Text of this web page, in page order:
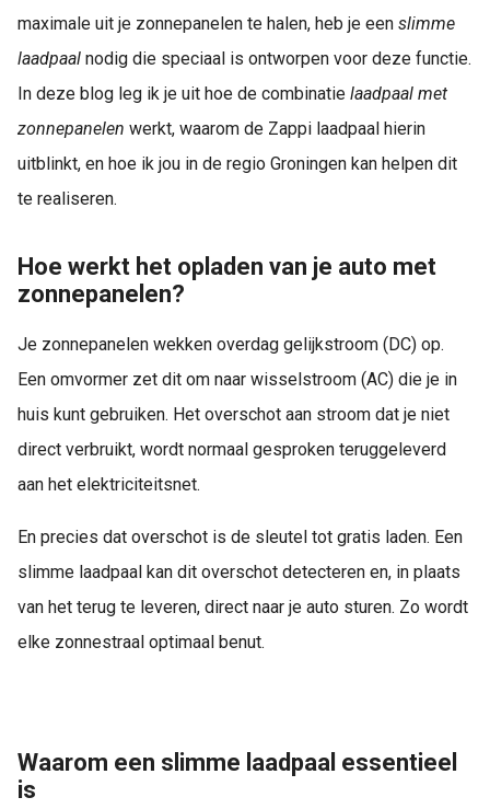
maximale uit je zonnepanelen te halen, heb je een slimme
laadpaal nodig die speciaal is ontworpen voor deze functie.
In deze blog leg ik je uit hoe de combinatie laadpaal met
zonnepanelen werkt, waarom de Zappi laadpaal hierin
uitblinkt, en hoe ik jou in de regio Groningen kan helpen dit
te realiseren.
Hoe werkt het opladen van je auto met
zonnepanelen?
Je zonnepanelen wekken overdag gelijkstroom (DC) op.
Een omvormer zet dit om naar wisselstroom (AC) die je in
huis kunt gebruiken. Het overschot aan stroom dat je niet
direct verbruikt, wordt normaal gesproken teruggeleverd
aan het elektriciteitsnet.
En precies dat overschot is de sleutel tot gratis laden. Een
slimme laadpaal kan dit overschot detecteren en, in plaats
van het terug te leveren, direct naar je auto sturen. Zo wordt
elke zonnestraal optimaal benut.
Waarom een slimme laadpaal essentieel
is